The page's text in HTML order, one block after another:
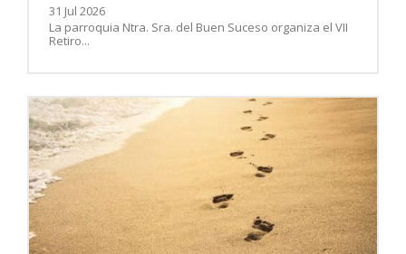
31 Jul 2026
La parroquia Ntra. Sra. del Buen Suceso organiza el VII
Retiro...